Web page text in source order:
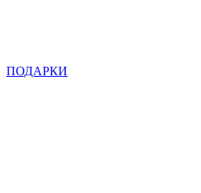
ПОДАРКИ